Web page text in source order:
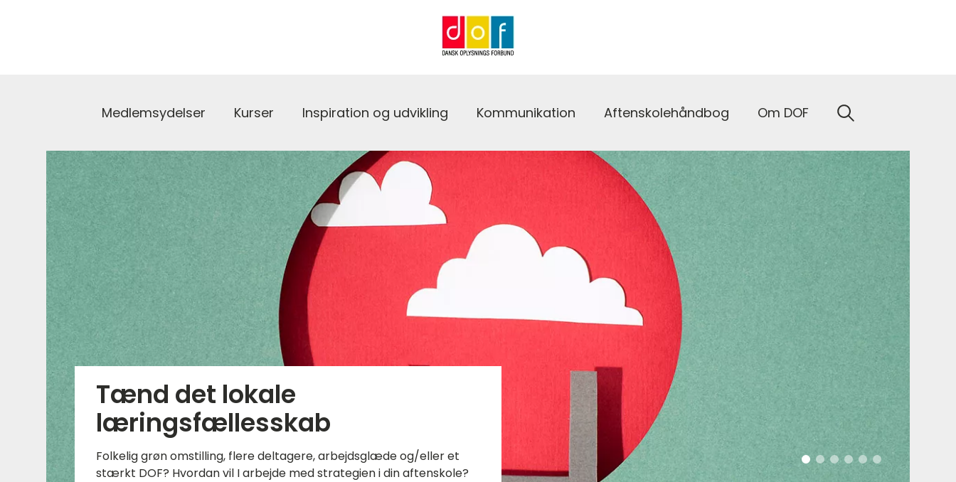
Medlemsydelser Kurser Inspiration og udvikling Kommunikation Aftenskolehåndbog Om DOF
Tænd det lokale
læringsfællesskab
Folkelig grøn omstilling, flere deltagere, arbejdsglæde og/eller et
stærkt DOF? Hvordan vil I arbejde med strategien i din aftenskole?